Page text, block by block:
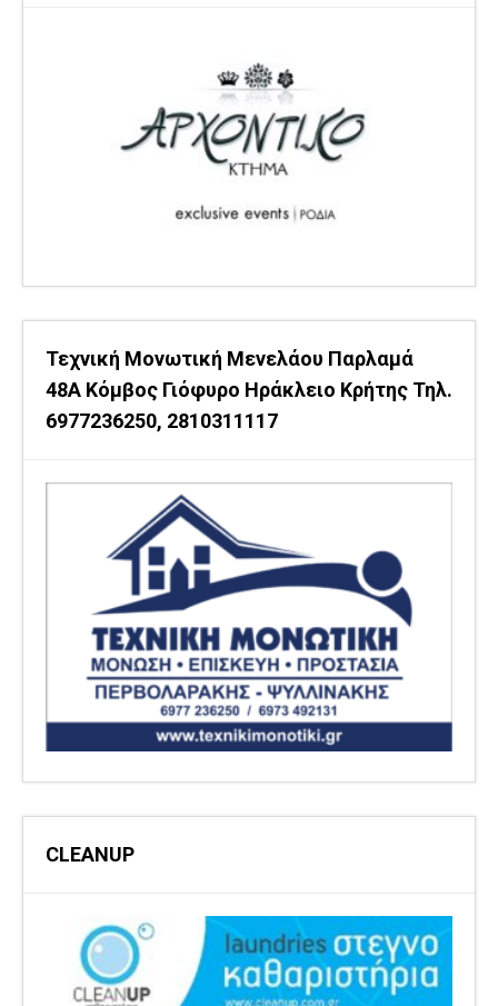
Τεχνική Μονωτική Μενελάου Παρλαμά
48Α Κόμβος Γιόφυρο Ηράκλειο Κρήτης Τηλ.
6977236250, 2810311117
CLEANUP